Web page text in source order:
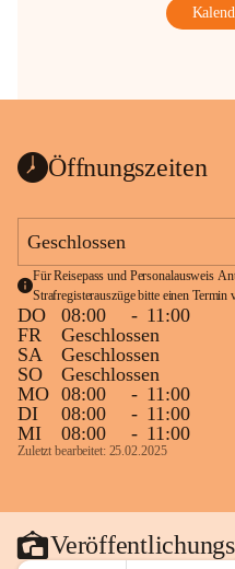
Öffnungszeiten
Geschlossen
Für Reisepass und Personalausweis
Strafregisterauszüge bitte einen Termin
DO 08:00 - 11:00
FR
Geschlossen
SA
Geschlossen
SO
Geschlossen
MO 08:00 - 11:00
DI
08:00 - 11:00
MI
08:00 - 11:00
Zuletzt bearbeitet: 25.02.2025